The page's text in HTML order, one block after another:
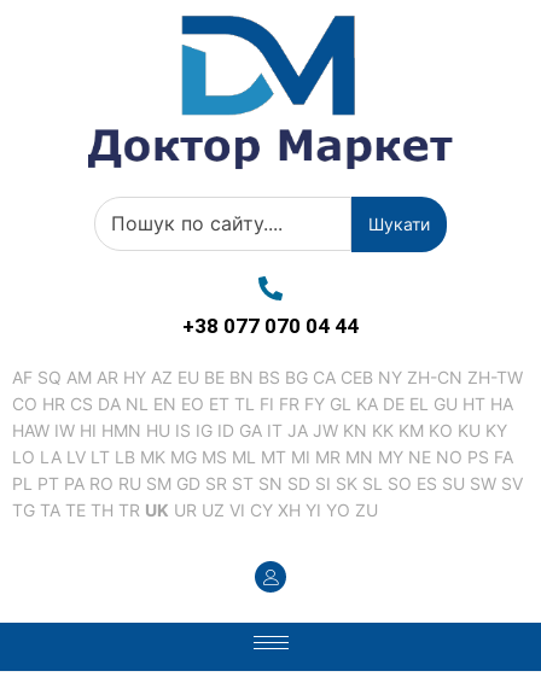
Шукати
+38 077 070 04 44
AF SQ AM AR HY AZ EU BE BN BS BG CA CEB NY ZH-CN ZH-TW
CO HR CS DA NL EN EO ET TL FI FR FY GL KA DE EL GU HT HA
HAW IW HI HMN HU IS IG ID GA IT JA JW KN KK KM KO KU KY
LO LA LV LT LB MK MG MS ML MT MI MR MN MY NE NO PS FA
PL PT PA RO RU SM GD SR ST SN SD SI SK SL SO ES SU SW SV
TG TA TE TH TR UK UR UZ VI CY XH YI YO ZU